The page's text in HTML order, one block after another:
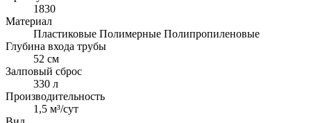
1830
Материал
Пластиковые Полимерные Полипропиленовые
Глубина входа трубы
52 см
Залповый сброс
330 л
Производительность
1,5 м³/сут